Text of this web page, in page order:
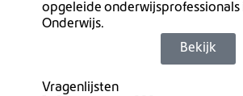
opgeleide onderwijsprofessionals
Onderwijs.
Bekijk
Vragenlijsten